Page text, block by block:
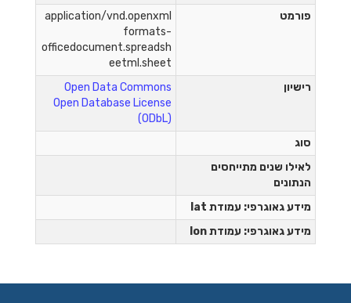
פורמט
application/vnd.openxml
formats-
officedocument.spreadsh
eetml.sheet
רישיון
Open Data Commons
Open Database License
(ODbL)
סוג
לאילו שנים מתייחסים
הנתונים
מידע גאוגרפי: עמודת lat
מידע גאוגרפי: עמודת lon